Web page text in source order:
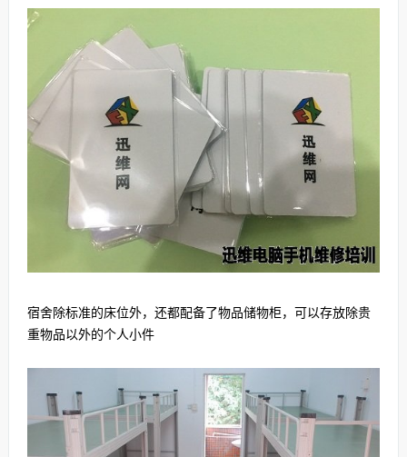
宿舍除标准的床位外，还都配备了物品储物柜，可以存放除贵
重物品以外的个人小件